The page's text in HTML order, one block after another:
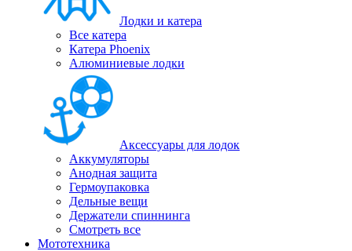
Лодки и катера
Все катера
Катера Phoenix
Алюминиевые лодки
Аксессуары для лодок
Аккумуляторы
Анодная защита
Гермоупаковка
Дельные вещи
Держатели спиннинга
Смотреть все
Мототехника